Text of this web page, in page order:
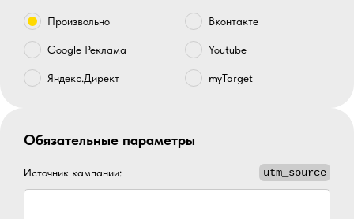
Произвольно Вконтакте
Google Реклама Youtube
Яндекс.Директ myTarget
Обязательные параметры
Источник кампании: utm_source